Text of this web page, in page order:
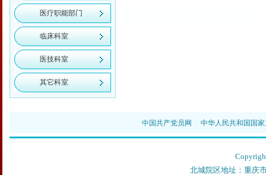
医疗职能部门
临床科室
医技科室
其它科室
中国共产党员网 中华人民共和国国
北城院区地址：重庆